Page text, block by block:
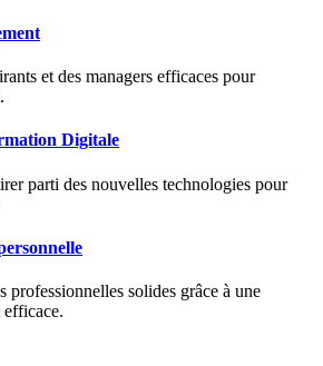
et des managers efficaces pour
Digitale
parti des nouvelles technologies pour
professionnelles solides grâce à une